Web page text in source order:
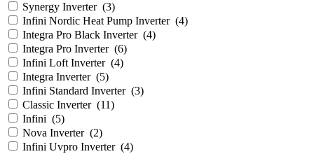
Synergy Inverter (3)
Infini Nordic Heat Pump Inverter (4)
Integra Pro Black Inverter (4)
Integra Pro Inverter (6)
Infini Loft Inverter (4)
Integra Inverter (5)
Infini Standard Inverter (3)
Classic Inverter (11)
Infini (5)
Nova Inverter (2)
Infini Uvpro Inverter (4)